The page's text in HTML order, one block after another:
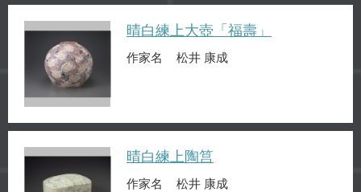
晴白練上大壺「福壽」
作家名 松井 康成
晴白練上陶筥
作家名 松井 康成